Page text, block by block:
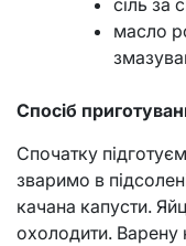
сіль за
масло
Спосіб
Спочатку
зваримо в
качана капусти.
охолодити. Варену